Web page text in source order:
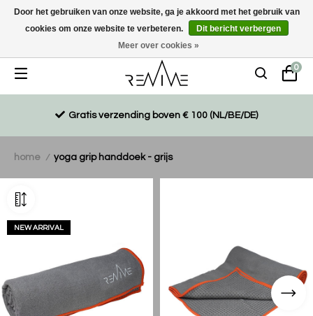
Duurzaam, eco-vriendelijk en ethisch gemaakte producten
0
Gratis verzending boven € 100 (NL/BE/DE)
home / yoga grip handdoek - grijs
NEW ARRIVAL
Door het gebruiken van onze website, ga je akkoord met het gebruik van
cookies om onze website te verbeteren.
Dit bericht verbergen
Meer over cookies »